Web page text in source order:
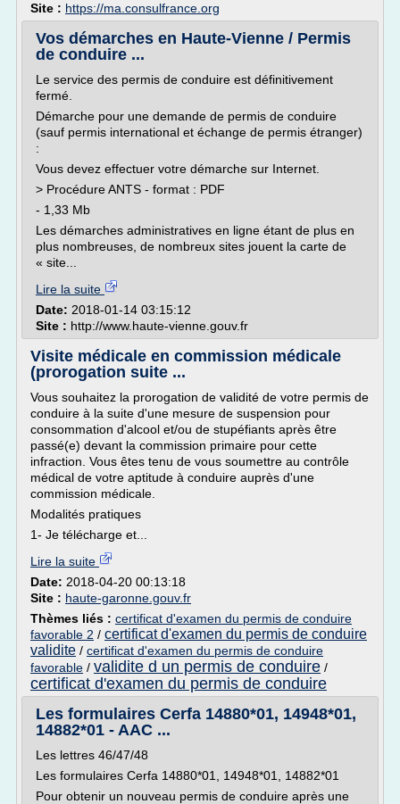
Site : https://ma.consulfrance.org
Vos démarches en Haute-Vienne / Permis
de conduire ...
Le service des permis de conduire est définitivement
fermé.
Démarche pour une demande de permis de conduire
(sauf permis international et échange de permis étranger)
:
Vous devez effectuer votre démarche sur Internet.
> Procédure ANTS - format : PDF
- 1,33 Mb
Les démarches administratives en ligne étant de plus en
plus nombreuses, de nombreux sites jouent la carte de
« site...
Lire la suite
Date: 2018-01-14 03:15:12
Site : http://www.haute-vienne.gouv.fr
Visite médicale en commission médicale
(prorogation suite ...
Vous souhaitez la prorogation de validité de votre permis de
conduire à la suite d'une mesure de suspension pour
consommation d'alcool et/ou de stupéfiants après être
passé(e) devant la commission primaire pour cette
infraction. Vous êtes tenu de vous soumettre au contrôle
médical de votre aptitude à conduire auprès d'une
commission médicale.
Modalités pratiques
1- Je télécharge et...
Lire la suite
Date: 2018-04-20 00:13:18
Site : haute-garonne.gouv.fr
Thèmes liés : certificat d'examen du permis de conduire
favorable 2 / certificat d'examen du permis de conduire
validite / certificat d'examen du permis de conduire
favorable / validite d un permis de conduire /
certificat d'examen du permis de conduire
Les formulaires Cerfa 14880*01, 14948*01,
14882*01 - AAC ...
Les lettres 46/47/48
Les formulaires Cerfa 14880*01, 14948*01, 14882*01
Pour obtenir un nouveau permis de conduire après une